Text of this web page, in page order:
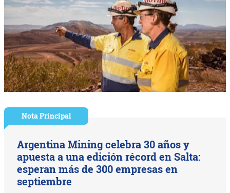
Nota Principal
Argentina Mining celebra 30 años y
apuesta a una edición récord en Salta:
esperan más de 300 empresas en
septiembre